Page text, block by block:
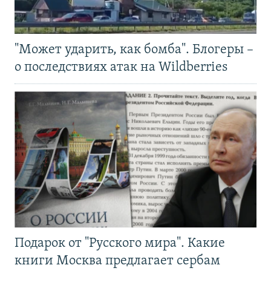
"Может ударить, как бомба". Блогеры –
о последствиях атак на Wildberries
Подарок от "Русского мира". Какие
книги Москва предлагает сербам